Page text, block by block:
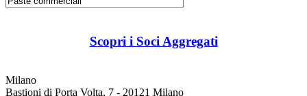
Scopri i Soci Aggregati
Milano
Bastioni di Porta Volta, 7 - 20121 Milano